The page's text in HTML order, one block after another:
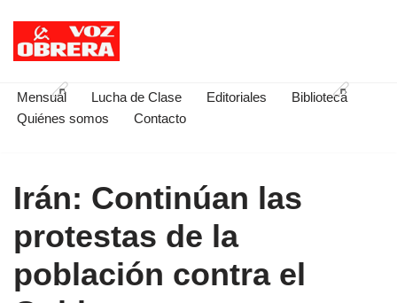
Saltar
contenido
Mensual Lucha de Clase Editoriales
Biblioteca
Quiénes somos
Contacto
Irán: Continúan las
protestas de la
población contra el